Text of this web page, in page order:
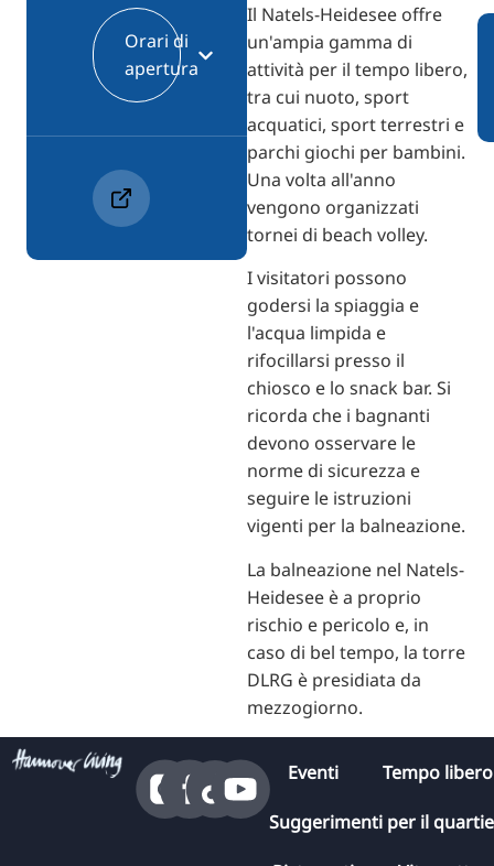
Il Natels-Heidesee offre
un'ampia gamma di
attività per il tempo libero,
tra cui nuoto, sport
acquatici, sport terrestri e
parchi giochi per bambini.
Una volta all'anno
vengono organizzati
tornei di beach volley.
I visitatori possono
godersi la spiaggia e
l'acqua limpida e
rifocillarsi presso il
chiosco e lo snack bar. Si
ricorda che i bagnanti
devono osservare le
norme di sicurezza e
seguire le istruzioni
vigenti per la balneazione.
La balneazione nel Natels-
Heidesee è a proprio
rischio e pericolo e, in
caso di bel tempo, la torre
DLRG è presidiata da
mezzogiorno.
Orari di
apertura
Eventi Tempo libero
Suggerimenti per il